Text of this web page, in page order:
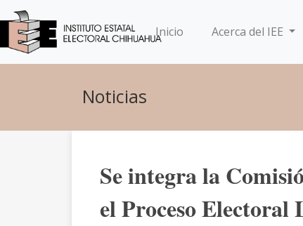
Inicio(current)Acerca del IEE
Noticias
Se integra la
el Proceso Electoral